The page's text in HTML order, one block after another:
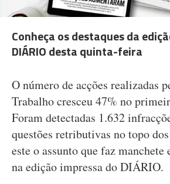
Conheça os destaques da
DIÁRIO desta quinta-feira
O número de acções realizadas
Trabalho cresceu 47% no
Foram detectadas 1.632
questões retributivas no topo
este o assunto que faz
na edição impressa do DIÁRIO.